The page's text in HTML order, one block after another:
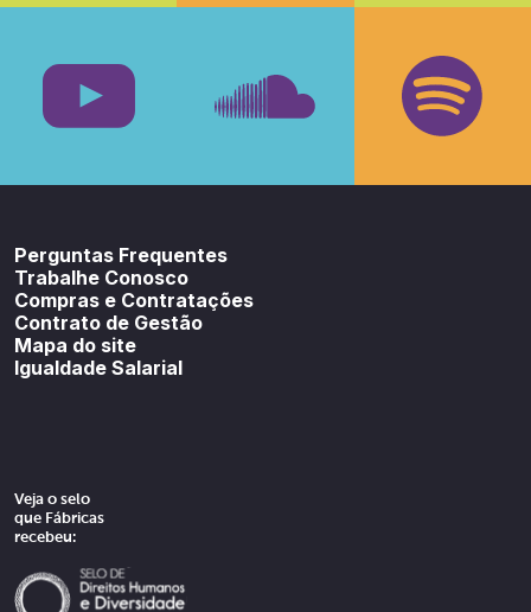
Facebook
Perguntas Frequentes
Trabalhe Conosco
Compras e Contratações
Contrato de Gestão
Mapa do site
Igualdade Salarial
Veja o selo
que Fábricas
recebeu: